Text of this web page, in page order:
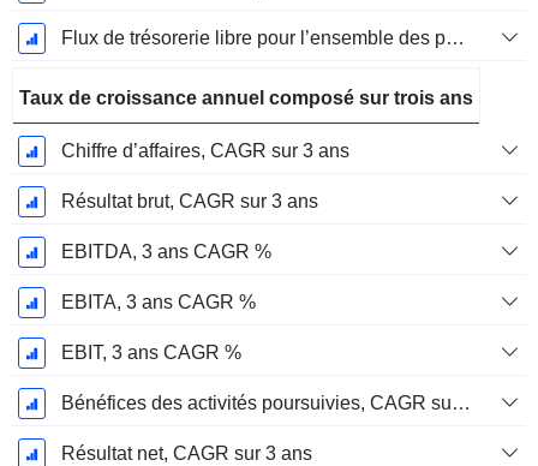
Flux de trésorerie libre pour l’ensemble des pourvoyeurs de fonds (créanciers et actionnaires) FCFF, CAGR sur 2 ans
Taux de croissance annuel composé sur trois ans
Chiffre d’affaires, CAGR sur 3 ans
Résultat brut, CAGR sur 3 ans
EBITDA, 3 ans CAGR %
EBITA, 3 ans CAGR %
EBIT, 3 ans CAGR %
Bénéfices des activités poursuivies, CAGR sur 3 ans
Résultat net, CAGR sur 3 ans